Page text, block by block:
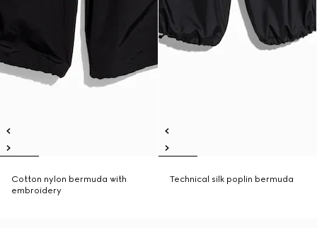
Cotton nylon bermuda with
embroidery
Technical silk poplin bermuda